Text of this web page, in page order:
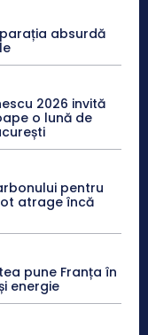
absurdă
2026 invită
o lună de
pentru
atrage încă
pune Franța în
energie